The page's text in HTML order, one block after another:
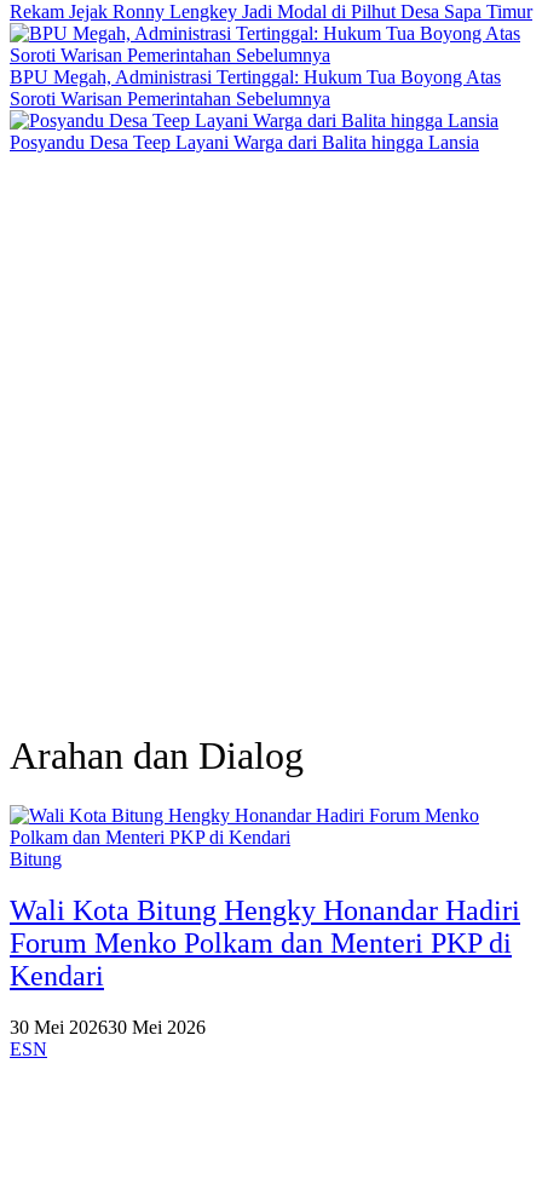
Rekam Jejak Ronny Lengkey Jadi Modal di Pilhut Desa Sapa Timur
BPU Megah, Administrasi Tertinggal: Hukum Tua Boyong Atas
Soroti Warisan Pemerintahan Sebelumnya
Posyandu Desa Teep Layani Warga dari Balita hingga Lansia
Arahan dan Dialog
Bitung
Wali Kota Bitung Hengky Honandar Hadiri
Forum Menko Polkam dan Menteri PKP di
Kendari
30 Mei 202630 Mei 2026
ESN